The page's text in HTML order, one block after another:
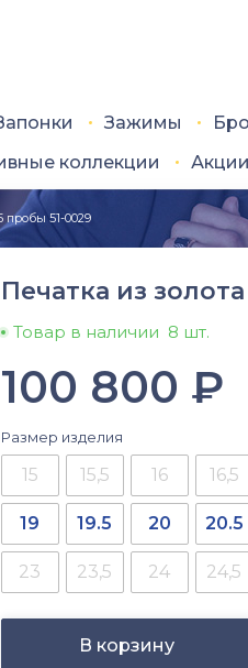
Зажимы
коллекции Акции
пробы 51-0029
Печатка из
Товар в наличии 8 шт.
100 800 ₽
Размер изделия
15 15,5 16 16,5
19 19.5 20 20.5
23 23,5 24 24,5
В корзину